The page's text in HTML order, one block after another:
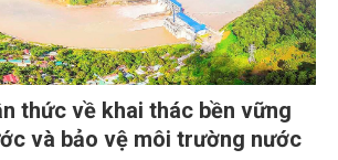
thức về khai thác bền vững
và bảo vệ môi trường nước